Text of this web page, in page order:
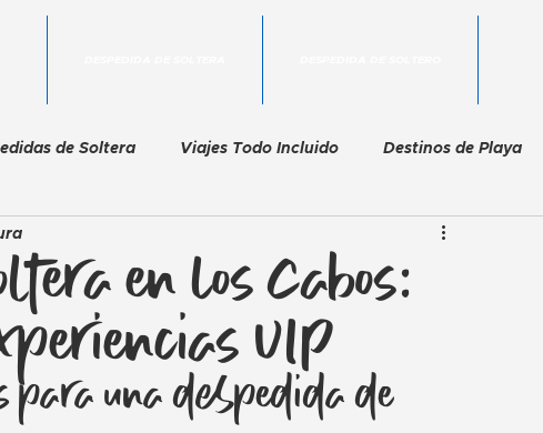
de Soltera Viajes Todo Incluido Destinos de Playa
de Eventos Beach Clubs y Pool Parties
Vacaciones de Lujo despedida
en Los Cabos:
VIP
para una despedida de